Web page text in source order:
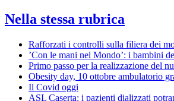
Nella stessa rubrica
Rafforzati i controlli sulla filiera dei
’Con le mani nel Mondo’: i bambini
Primo passo per la realizzazione del
Obesity day, 10 ottobre ambulatorio
Il Covid oggi
ASL Caserta: i pazienti dializzati